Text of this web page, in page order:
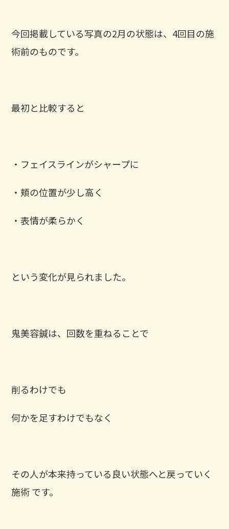
今回掲載している写真の2月の状態は、4回目の施
術前のものです。
最初と比較すると
・フェイスラインがシャープに
・頬の位置が少し高く
・表情が柔らかく
という変化が見られました。
鬼美容鍼は、回数を重ねることで
削るわけでも
何かを足すわけでもなく
その人が本来持っている良い状態へと戻っていく
施術 です。